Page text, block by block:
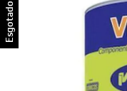
Esgotado